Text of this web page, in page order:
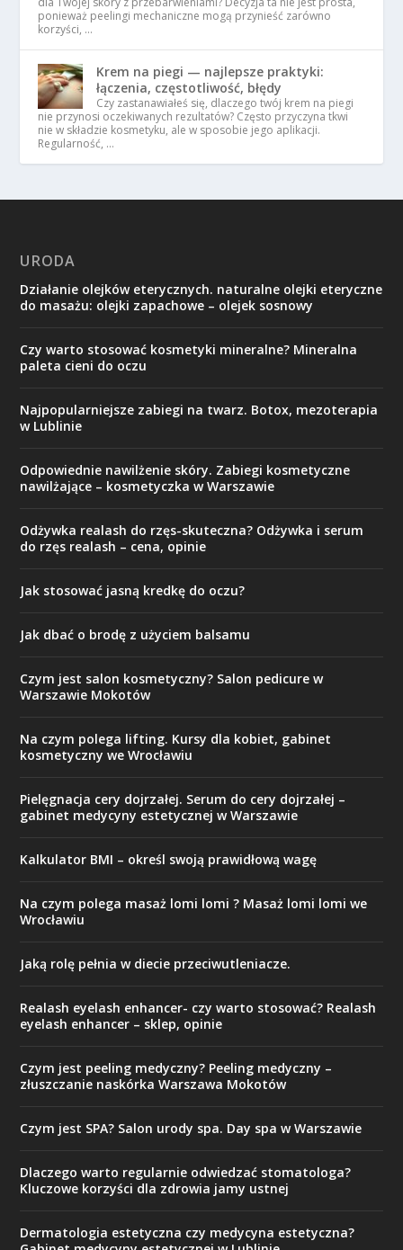
ponieważ peelingi mechaniczne mogą przynieść zarówno
korzyści, …
Krem na piegi — najlepsze praktyki:
łączenia, częstotliwość, błędy
Czy zastanawiałeś się, dlaczego twój krem na piegi
nie przynosi oczekiwanych rezultatów? Często przyczyna tkwi
nie w składzie kosmetyku, ale w sposobie jego aplikacji.
Regularność, …
URODA
Działanie olejków eterycznych. naturalne olejki eteryczne
do masażu: olejki zapachowe – olejek sosnowy
Czy warto stosować kosmetyki mineralne? Mineralna
paleta cieni do oczu
Najpopularniejsze zabiegi na twarz. Botox, mezoterapia
w Lublinie
Odpowiednie nawilżenie skóry. Zabiegi kosmetyczne
nawilżające – kosmetyczka w Warszawie
Odżywka realash do rzęs-skuteczna? Odżywka i serum
do rzęs realash – cena, opinie
Jak stosować jasną kredkę do oczu?
Jak dbać o brodę z użyciem balsamu
Czym jest salon kosmetyczny? Salon pedicure w
Warszawie Mokotów
Na czym polega lifting. Kursy dla kobiet, gabinet
kosmetyczny we Wrocławiu
Pielęgnacja cery dojrzałej. Serum do cery dojrzałej –
gabinet medycyny estetycznej w Warszawie
Kalkulator BMI – określ swoją prawidłową wagę
Na czym polega masaż lomi lomi ? Masaż lomi lomi we
Wrocławiu
Jaką rolę pełnia w diecie przeciwutleniacze.
Realash eyelash enhancer- czy warto stosować? Realash
eyelash enhancer – sklep, opinie
Czym jest peeling medyczny? Peeling medyczny –
złuszczanie naskórka Warszawa Mokotów
Czym jest SPA? Salon urody spa. Day spa w Warszawie
Dlaczego warto regularnie odwiedzać stomatologa?
Kluczowe korzyści dla zdrowia jamy ustnej
Dermatologia estetyczna czy medycyna estetyczna?